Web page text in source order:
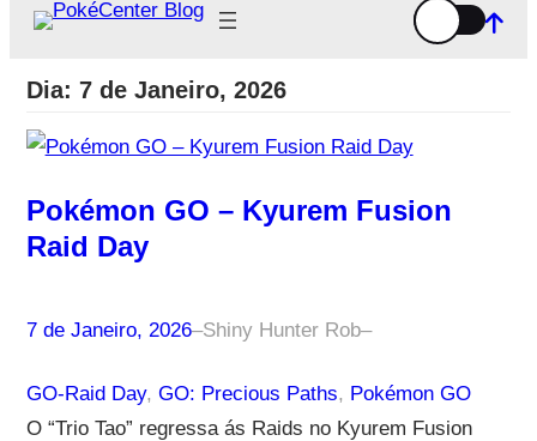
Dia: 7 de Janeiro, 2026
Pokémon GO – Kyurem Fusion
Raid Day
7 de Janeiro, 2026–Shiny Hunter Rob–
GO-Raid Day, GO: Precious Paths, Pokémon GO
O “Trio Tao” regressa ás Raids no Kyurem Fusion